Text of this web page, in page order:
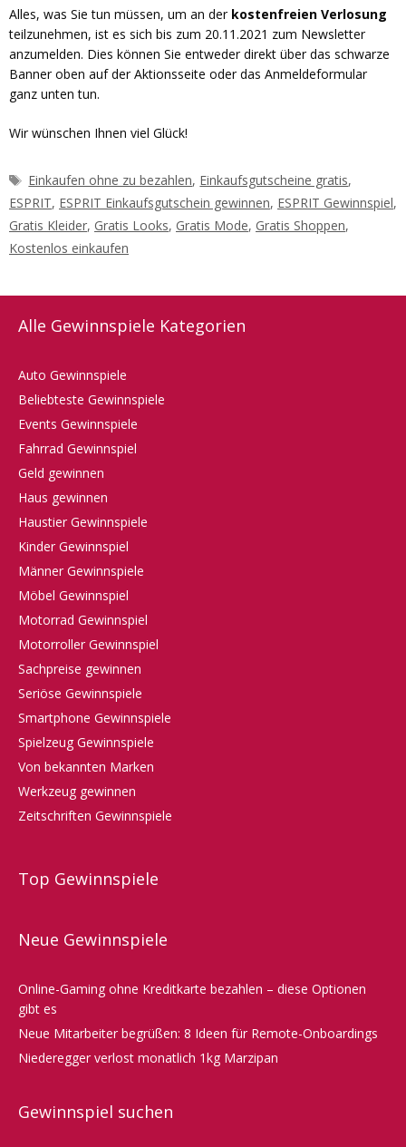
Alles, was Sie tun müssen, um an der kostenfreien Verlosung
teilzunehmen, ist es sich bis zum 20.11.2021 zum Newsletter
anzumelden. Dies können Sie entweder direkt über das schwarze
Banner oben auf der Aktionsseite oder das Anmeldeformular
ganz unten tun.
Wir wünschen Ihnen viel Glück!
Schlagwörter
Einkaufen ohne zu bezahlen, Einkaufsgutscheine gratis,
ESPRIT, ESPRIT Einkaufsgutschein gewinnen, ESPRIT Gewinnspiel,
Gratis Kleider, Gratis Looks, Gratis Mode, Gratis Shoppen,
Kostenlos einkaufen
Alle Gewinnspiele Kategorien
Auto Gewinnspiele
Beliebteste Gewinnspiele
Events Gewinnspiele
Fahrrad Gewinnspiel
Geld gewinnen
Haus gewinnen
Haustier Gewinnspiele
Kinder Gewinnspiel
Männer Gewinnspiele
Möbel Gewinnspiel
Motorrad Gewinnspiel
Motorroller Gewinnspiel
Sachpreise gewinnen
Seriöse Gewinnspiele
Smartphone Gewinnspiele
Spielzeug Gewinnspiele
Von bekannten Marken
Werkzeug gewinnen
Zeitschriften Gewinnspiele
Top Gewinnspiele
Neue Gewinnspiele
Online-Gaming ohne Kreditkarte bezahlen – diese Optionen
gibt es
Neue Mitarbeiter begrüßen: 8 Ideen für Remote-Onboardings
Niederegger verlost monatlich 1kg Marzipan
Gewinnspiel suchen